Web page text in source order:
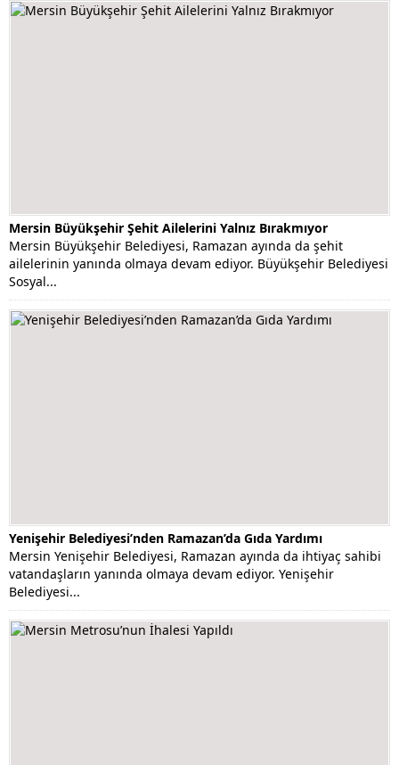
Mersin Büyükşehir Şehit Ailelerini Yalnız Bırakmıyor
Mersin Büyükşehir Belediyesi, Ramazan ayında da şehit
ailelerinin yanında olmaya devam ediyor. Büyükşehir Belediyesi
Sosyal...
Yenişehir Belediyesi’nden Ramazan’da Gıda Yardımı
Mersin Yenişehir Belediyesi, Ramazan ayında da ihtiyaç sahibi
vatandaşların yanında olmaya devam ediyor. Yenişehir
Belediyesi...